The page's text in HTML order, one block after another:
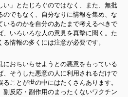
い」とたじろぐのではなく、また、無批
のでもなく、自分なりに情報を集め、な
いるのかを自分のあたまで考えるべきで
、いろいろな人の意見を真摯に聞く。た
情報の多くには注意が必要です。
におちいらせようとの悪意をもっている
、そうした悪意の人に利用されるだけで
ことが世の中にはたくさんあります。
副反応・副作用のまったくないワクチン